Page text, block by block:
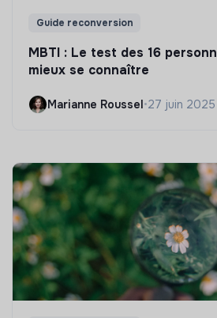
Guide reconversion
MBTI : Le test des 16
mieux se connaître
Marianne Roussel•27 juin 2025